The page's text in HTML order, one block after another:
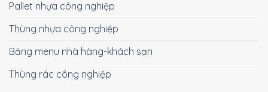
Pallet nhựa công nghiệp
Thùng nhựa công nghiệp
Bảng menu nhà hàng-khách sạn
Thùng rác công nghiệp